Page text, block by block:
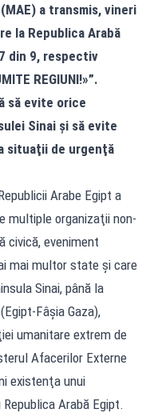
a transmis, vineri
la Republica Arabă
din 9, respectiv
REGIUNI!»”.
să evite orice
Sinai şi să evite
situaţii de urgenţă
Arabe Egipt a
multiple organizaţii non-
civică, eveniment
mai multor state şi care
Sinai, până la
Fâşia Gaza),
umanitare extrem de
Afacerilor Externe
existenţa unui
Arabă Egipt.